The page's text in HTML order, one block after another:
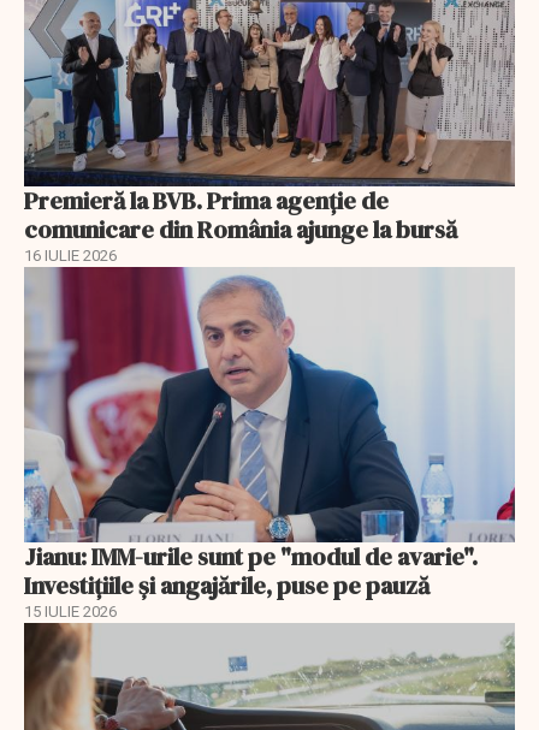
Premieră la BVB. Prima agenție de
comunicare din România ajunge la bursă
16 IULIE 2026
Jianu: IMM-urile sunt pe "modul de avarie".
Investițiile și angajările, puse pe pauză
15 IULIE 2026